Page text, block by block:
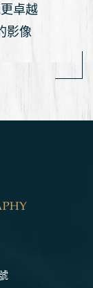
卓越
影像